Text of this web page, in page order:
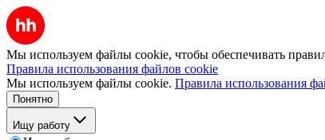
Мы используем файлы cookie, чтобы обеспечивать
Правила использования файлов cookie
Мы используем файлы cookie. Правила использования
Понятно
Ищу работу